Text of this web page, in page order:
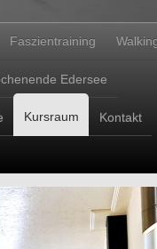
Faszientraining
Edersee
Kursraum Kontakt